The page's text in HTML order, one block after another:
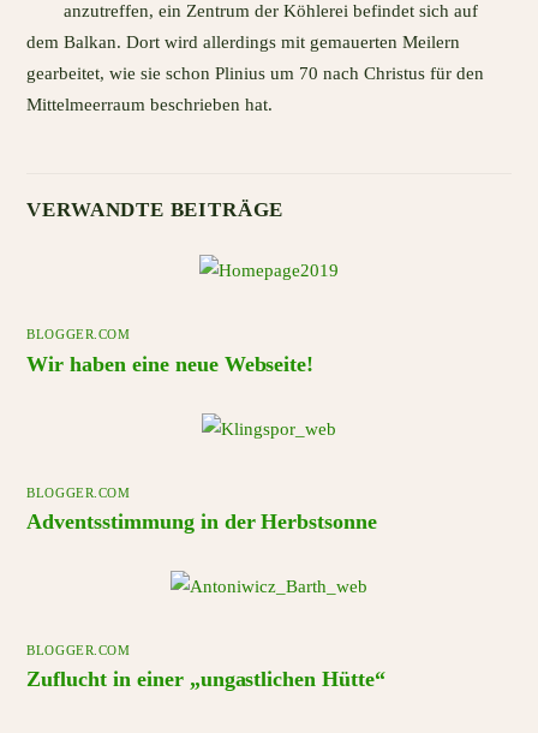
anzutreffen, ein Zentrum der Köhlerei befindet sich auf
dem Balkan. Dort wird allerdings mit gemauerten Meilern
gearbeitet, wie sie schon Plinius um 70 nach Christus für den
Mittelmeerraum beschrieben hat.
VERWANDTE BEITRÄGE
BLOGGER.COM
Wir haben eine neue Webseite!
BLOGGER.COM
Adventsstimmung in der Herbstsonne
BLOGGER.COM
Zuflucht in einer „ungastlichen Hütte“